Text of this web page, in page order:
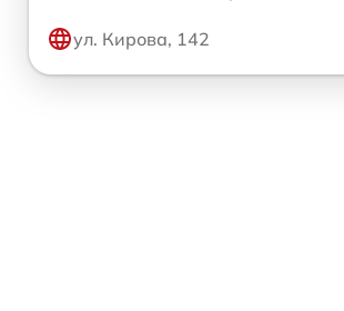
ул. Кирова, 142